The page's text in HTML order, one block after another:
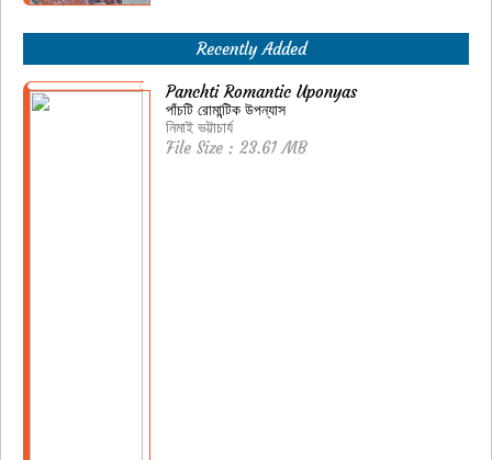
Recently Added
Panchti Romantic Uponyas
পাঁচটি রোমান্টিক উপন্যাস
নিমাই ভট্টাচার্য
File Size : 23.61 MB